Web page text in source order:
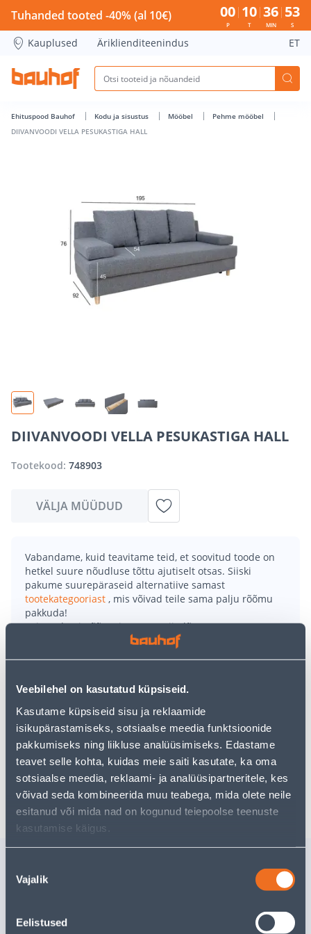
Veebilehel on kasutatud küpsiseid.
Kasutame küpsiseid sisu ja reklaamide
isikupärastamiseks, sotsiaalse meedia funktsioonide
pakkumiseks ning liikluse analüüsimiseks. Edastame
teavet selle kohta, kuidas meie saiti kasutate, ka oma
sotsiaalse meedia, reklaami- ja analüüsipartneritele, kes
võivad seda kombineerida muu teabega, mida olete neile
esitanud või mida nad on kogunud teiepoolse teenuste
kasutamise käigus.
valik
Vajalik
Eelistused
DIIVANVOODI VELLA PESUKASTIGA HALL - Bauhof has
Tuhanded tooted -40% (al 10€) 00
P
10
T
36
MIN
53
S
Kauplused Äriklienditeenindus ET
Ehituspood Bauhof Kodu ja sisustus Mööbel
Pehme mööbel
DIIVANVOODI VELLA PESUKASTIGA HALL
DIIVANVOODI VELLA PESUKASTIGA HALL
Tootekood: 748903
VÄLJA MÜÜDUD
Vabandame, kuid teavitame teid, et soovitud toode on
hetkel suure nõudluse tõttu ajutiselt otsas. Siiski
pakume suurepäraseid alternatiive samast
tootekategooriast , mis võivad teile sama palju rõõmu
pakkuda!
Teie ostlemisrõõm ei pea aga siin lõppema - oma
uurimistööd saate jätkata, naastes
• 14-päevane tagastusõigus.
• HANKIJA LAOST TELLITAV TOODE
Tarne pole võimalik
Tarne pole